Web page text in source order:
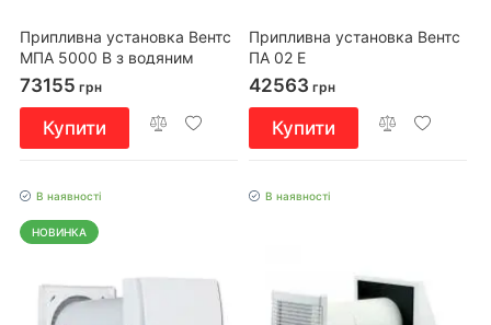
Припливна установка Вентс
МПА 5000 В з водяним
нагрівачем
73155 грн
Купити
Припливна установка Вентс
ПА 02 Е
42563 грн
Купити
В наявності
НОВИНКА
В наявності